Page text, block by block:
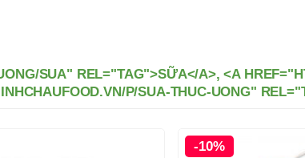
SUA" REL="TAG">SỮA</A>, <A
P/SUA-THUC-UONG"